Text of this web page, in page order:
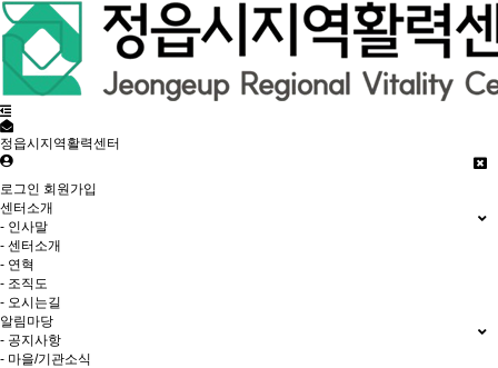
정읍시지역활력센터
로그인 회원가입
센터소개
- 인사말
- 센터소개
- 연혁
- 조직도
- 오시는길
알림마당
- 공지사항
- 마을/기관소식